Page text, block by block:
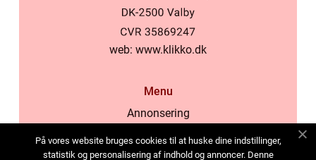
web: www.klikko.dk
Menu
Annonsering
Cookies
På vores website bruges cookies til at huske dine indstillinger,
statistik og personalisering af indhold og annoncer. Denne